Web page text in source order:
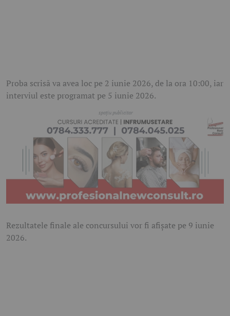
Proba scrisă va avea loc pe 2 iunie 2026, de la ora 10:00, iar
interviul este programat pe 5 iunie 2026.
Rezultatele finale ale concursului vor fi afișate pe 9 iunie
2026.